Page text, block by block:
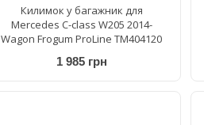
Килимок у багажник для
Mercedes C-class W205 2014-
Wagon Frogum ProLine TM404120
1 985 грн